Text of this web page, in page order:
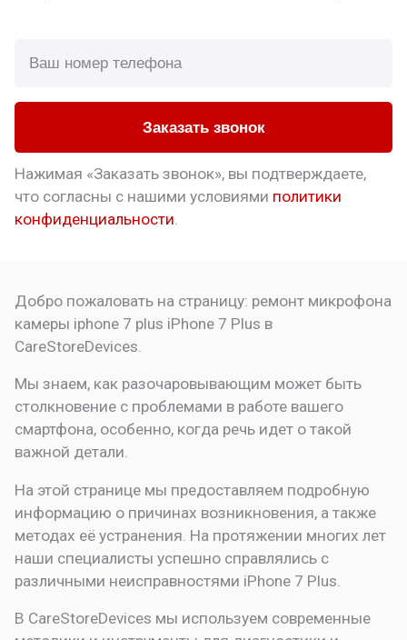
Заказать звонок
Нажимая «Заказать звонок», вы подтверждаете,
что согласны с нашими условиями политики
конфиденциальности.
Добро пожаловать на страницу: ремонт микрофона
камеры iphone 7 plus iPhone 7 Plus в
CareStoreDevices.
Мы знаем, как разочаровывающим может быть
столкновение с проблемами в работе вашего
смартфона, особенно, когда речь идет о такой
важной детали.
На этой странице мы предоставляем подробную
информацию о причинах возникновения, а также
методах её устранения. На протяжении многих лет
наши специалисты успешно справлялись с
различными неисправностями iPhone 7 Plus.
В CareStoreDevices мы используем современные